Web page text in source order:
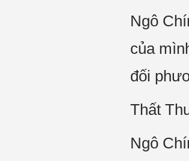
Ngô
của
đối
Thất
Ngô